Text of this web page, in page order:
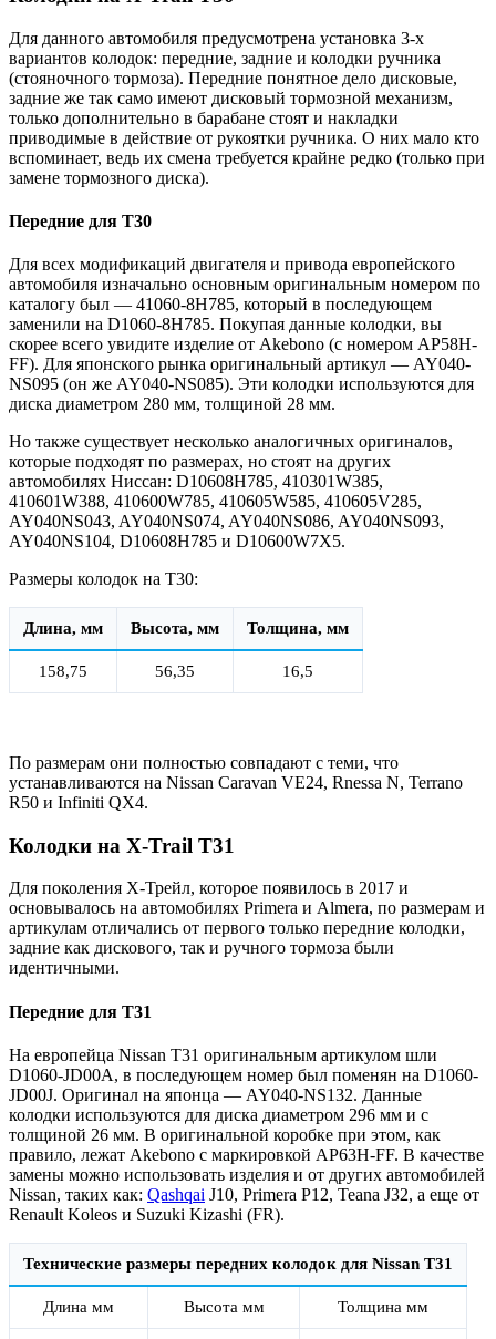
Для данного автомобиля предусмотрена установка 3-х
вариантов колодок: передние, задние и колодки ручника
(стояночного тормоза). Передние понятное дело дисковые,
задние же так само имеют дисковый тормозной механизм,
только дополнительно в барабане стоят и накладки
приводимые в действие от рукоятки ручника. О них мало кто
вспоминает, ведь их смена требуется крайне редко (только при
замене тормозного диска).
Передние для Т30
Для всех модификаций двигателя и привода европейского
автомобиля изначально основным оригинальным номером по
каталогу был — 41060-8H785, который в последующем
заменили на D1060-8H785. Покупая данные колодки, вы
скорее всего увидите изделие от Akebono (с номером AP58H-
FF). Для японского рынка оригинальный артикул — AY040-
NS095 (он же AY040-NS085). Эти колодки используются для
диска диаметром 280 мм, толщиной 28 мм.
Но также существует несколько аналогичных оригиналов,
которые подходят по размерах, но стоят на других
автомобилях Ниссан: D10608H785, 410301W385,
410601W388, 410600W785, 410605W585, 410605V285,
AY040NS043, AY040NS074, AY040NS086, AY040NS093,
AY040NS104, D10608H785 и D10600W7X5.
Размеры колодок на T30:
Длина, мм Высота, мм Толщина, мм
158,75 56,35 16,5
По размерам они полностью совпадают с теми, что
устанавливаются на Nissan Caravan VE24, Rnessa N, Terrano
R50 и Infiniti QX4.
Колодки на X-Trail T31
Для поколения Х-Трейл, которое появилось в 2017 и
основывалось на автомобилях Primera и Almera, по размерам и
артикулам отличались от первого только передние колодки,
задние как дискового, так и ручного тормоза были
идентичными.
Передние для Т31
На европейца Nissan T31 оригинальным артикулом шли
D1060-JD00A, в последующем номер был поменян на D1060-
JD00J. Оригинал на японца — AY040-NS132. Данные
колодки используются для диска диаметром 296 мм и с
толщиной 26 мм. В оригинальной коробке при этом, как
правило, лежат Akebono с маркировкой AP63H-FF. В качестве
замены можно использовать изделия и от других автомобилей
Nissan, таких как: Qashqai J10, Primera P12, Teana J32, а еще от
Renault Koleos и Suzuki Kizashi (FR).
Технические размеры передних колодок для Nissan T31
Длина мм Высота мм Толщина мм